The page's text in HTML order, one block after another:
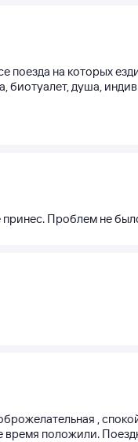
поезда на которых
биотуалет, душа,
принес. Проблем не
,
время положили.